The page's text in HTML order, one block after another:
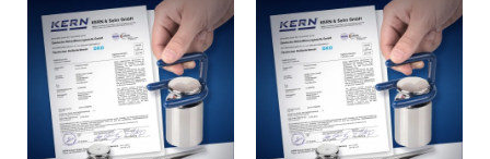
(2014/31/EU) - KERN 965-
228